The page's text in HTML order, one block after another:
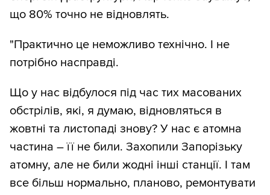
що 80% точно не відновлять.
"Практично це неможливо технічно. І не
потрібно насправді.
Що у нас відбулося під час тих масованих
обстрілів, які, я думаю, відновляться в
жовтні та листопаді знову? У нас є атомна
частина – її не били. Захопили Запорізьку
атомну, але не били жодні інші станції. І там
все більш нормально, планово, ремонтувати